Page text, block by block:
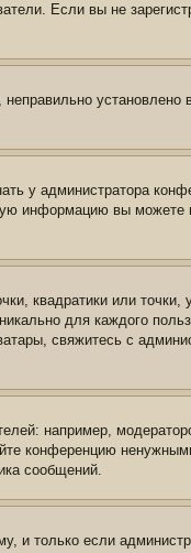
Если вы не
у администратора
информацию вы можете
квадратики или
для каждого
свяжитесь с
например,
конференцию
сообщений.
и только если